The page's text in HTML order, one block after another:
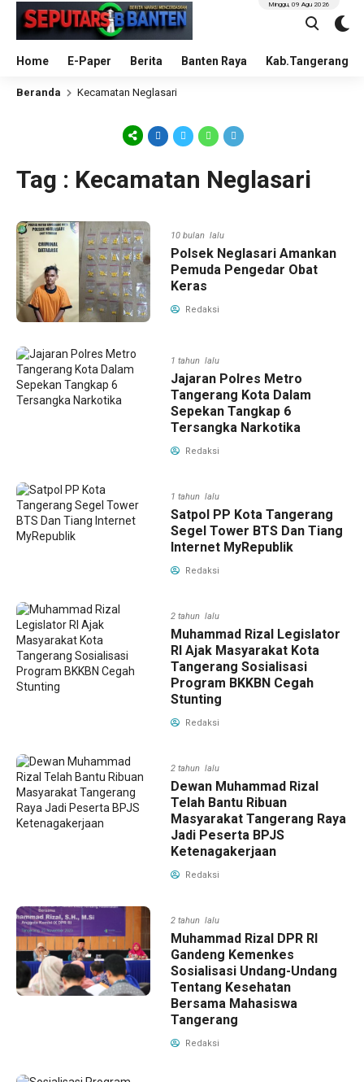
Home E-Paper Berita Banten Raya Kab.Tangerang
Minggu, 09 Agu 2026
Beranda Kecamatan Neglasari
Tag : Kecamatan Neglasari
10 bulan lalu
Polsek Neglasari Amankan
Pemuda Pengedar Obat
Keras
Redaksi
1 tahun lalu
Jajaran Polres Metro
Tangerang Kota Dalam
Sepekan Tangkap 6
Tersangka Narkotika
Redaksi
1 tahun lalu
Satpol PP Kota Tangerang
Segel Tower BTS Dan Tiang
Internet MyRepublik
Redaksi
2 tahun lalu
Muhammad Rizal Legislator
RI Ajak Masyarakat Kota
Tangerang Sosialisasi
Program BKKBN Cegah
Stunting
Redaksi
2 tahun lalu
Dewan Muhammad Rizal
Telah Bantu Ribuan
Masyarakat Tangerang Raya
Jadi Peserta BPJS
Ketenagakerjaan
Redaksi
2 tahun lalu
Muhammad Rizal DPR RI
Gandeng Kemenkes
Sosialisasi Undang-Undang
Tentang Kesehatan
Bersama Mahasiswa
Tangerang
Redaksi